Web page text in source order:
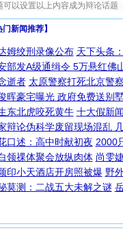
门新闻推荐】
姆绞刑录像公布 天下头条
部发A级通缉令 5万悬红佛
逝者 太原警察打死北京警
晖豪宅曝光 政府免费送别
东北虎咬死黄牛 十大假新
辩论伪科学废留现场混乱
口述：高中时献初夜 2000
领祼体聚会放纵肉体 尚雯
印小天酒店开房照被爆 野
莫测：二战五大未解之谜